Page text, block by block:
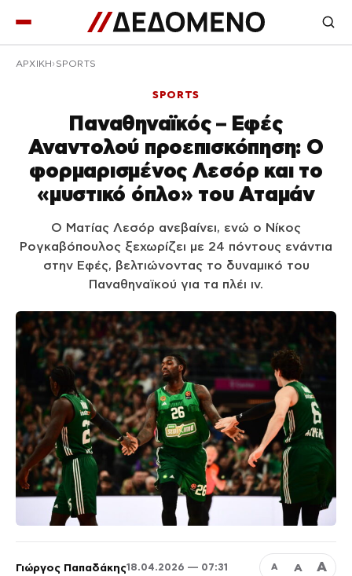
ΑΡΧΙΚΉ SPORTS
SPORTS
Παναθηναϊκός – Εφές
Αναντολού προεπισκόπηση: Ο
φορμαρισμένος Λεσόρ και το
«μυστικό όπλο» του Αταμάν
Ο Ματίας Λεσόρ ανεβαίνει, ενώ ο Νίκος
Ρογκαβόπουλος ξεχωρίζει με 24 πόντους ενάντια
στην Εφές, βελτιώνοντας το δυναμικό του
Παναθηναϊκού για τα πλέι ιν.
Γιώργος Παπαδάκης18.04.2026 — 07:31 Α Α Α